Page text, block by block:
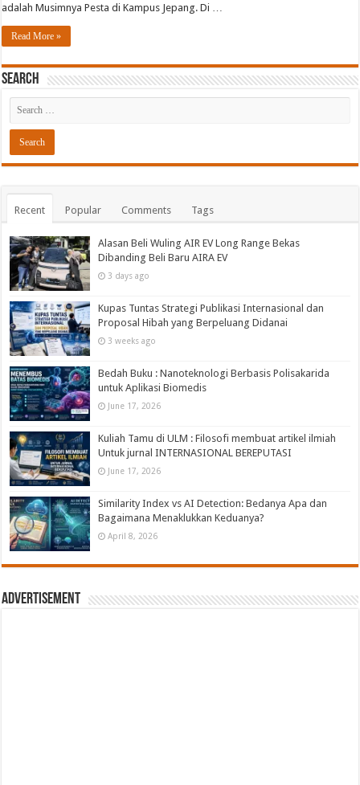
adalah Musimnya Pesta di Kampus Jepang. Di …
Read More »
Search
Recent Popular Comments Tags
Alasan Beli Wuling AIR EV Long Range Bekas
Dibanding Beli Baru AIRA EV
3 days ago
Kupas Tuntas Strategi Publikasi Internasional dan
Proposal Hibah yang Berpeluang Didanai
3 weeks ago
Bedah Buku : Nanoteknologi Berbasis Polisakarida
untuk Aplikasi Biomedis
June 17, 2026
Kuliah Tamu di ULM : Filosofi membuat artikel ilmiah
Untuk jurnal INTERNASIONAL BEREPUTASI
June 17, 2026
Similarity Index vs AI Detection: Bedanya Apa dan
Bagaimana Menaklukkan Keduanya?
April 8, 2026
Advertisement